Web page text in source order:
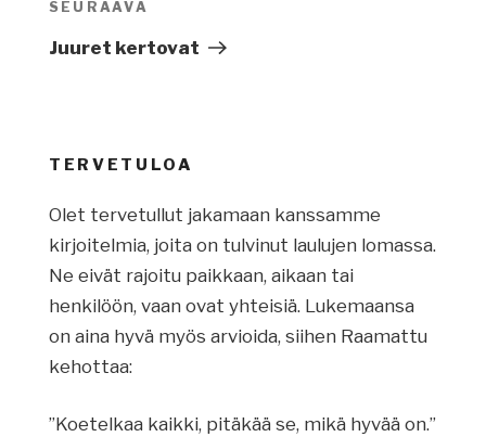
Seuraava
artikkeli
SEURAAVA
Juuret kertovat
TERVETULOA
Olet tervetullut jakamaan kanssamme
kirjoitelmia, joita on tulvinut laulujen lomassa.
Ne eivät rajoitu paikkaan, aikaan tai
henkilöön, vaan ovat yhteisiä. Lukemaansa
on aina hyvä myös arvioida, siihen Raamattu
kehottaa:
”Koetelkaa kaikki, pitäkää se, mikä hyvää on.”